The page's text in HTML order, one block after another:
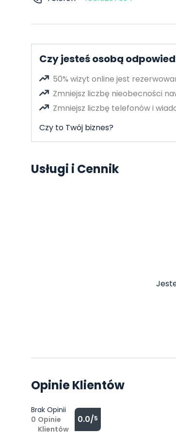
Czy jesteś osobą
50% wizyt online jest
Zmniejsz liczbę nieobecności
Zmniejsz liczbę telefonów i
Czy to Twój biznes?
Usługi i Cennik
Opinie Klientów
Brak Opinii
0 Opinie
Klientów
0.0/5